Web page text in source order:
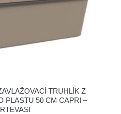
TRUHLÍK Z
PLASTU 50 CM CAPRI –